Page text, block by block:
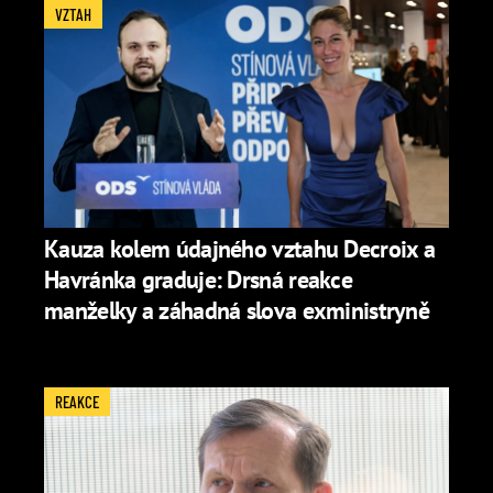
Kauza kolem údajného vztahu Decroix a
Havránka graduje: Drsná reakce
manželky a záhadná slova exministryně
VZTAH
REAKCE